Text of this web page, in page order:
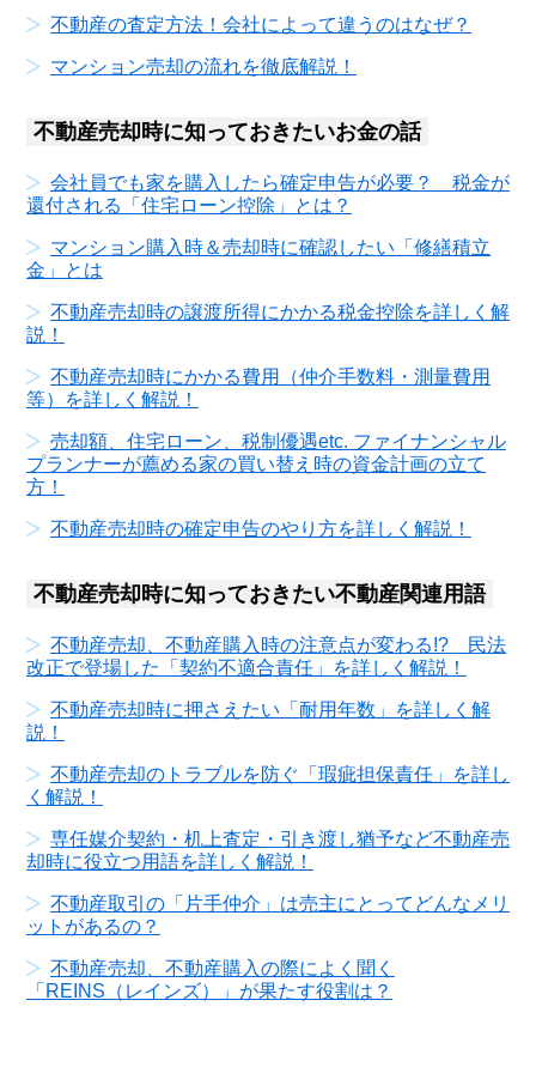
不動産の査定方法！会社によって違うのはなぜ？
マンション売却の流れを徹底解説！
不動産売却時に知っておきたいお金の話
会社員でも家を購入したら確定申告が必要？ 税金が
還付される「住宅ローン控除」とは？
マンション購入時＆売却時に確認したい「修繕積立
金」とは
不動産売却時の譲渡所得にかかる税金控除を詳しく解
説！
不動産売却時にかかる費用（仲介手数料・測量費用
等）を詳しく解説！
売却額、住宅ローン、税制優遇etc. ファイナンシャル
プランナーが薦める家の買い替え時の資金計画の立て
方！
不動産売却時の確定申告のやり方を詳しく解説！
不動産売却時に知っておきたい不動産関連用語
不動産売却、不動産購入時の注意点が変わる!? 民法
改正で登場した「契約不適合責任」を詳しく解説！
不動産売却時に押さえたい「耐用年数」を詳しく解
説！
不動産売却のトラブルを防ぐ「瑕疵担保責任」を詳し
く解説！
専任媒介契約・机上査定・引き渡し猶予など不動産売
却時に役立つ用語を詳しく解説！
不動産取引の「片手仲介」は売主にとってどんなメリ
ットがあるの？
不動産売却、不動産購入の際によく聞く
「REINS（レインズ）」が果たす役割は？